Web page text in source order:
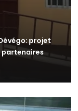
projet
partenaires